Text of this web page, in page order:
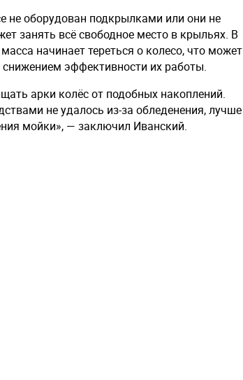
не оборудован подкрылками или они не
занять всё свободное место в крыльях. В
начинает тереться о колесо, что может
эффективности их работы.
арки колёс от подобных накоплений.
не удалось из-за обледенения, лучше
мойки», — заключил Иванский.